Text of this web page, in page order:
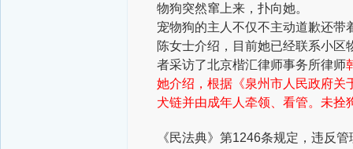
物狗突然窜上来，扑向她。
宠物狗的主人不仅不主动道歉还带
陈女士介绍，目前她已经联系小
者采访了北京楷汇律师事务所律师
她介绍，根据 《泉州市人民政府
犬链并由成年人牵领、看管。未
《民法典》第1246条规定，违反